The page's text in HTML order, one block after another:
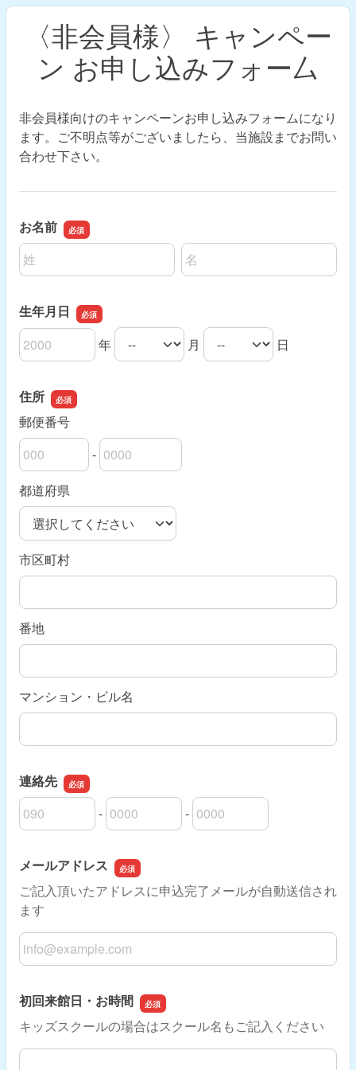
〈非会員様〉 キャンペー
ン お申し込みフォー厶
非会員様向けのキャンペーンお申し込みフォームになり
ます。ご不明点等がございましたら、当施設までお問い
合わせ下さい。
お名前
名前の姓
名前の名
生年月日
生年月日の年 年
生年月日の月 月
生年月日の日 日
住所
郵便番号
郵便番号の上3桁
-
郵便番号の下4桁
都道府県
市区町村
番地
マンション・ビル名
連絡先
連絡先の市外局番
-
連絡先の市内局番 -
連絡先の加入者番号
メールアドレス
ご記入頂いたアドレスに申込完了メールが自動送信され
ます
メールアドレス
初回来館日・お時間
キッズスクールの場合はスクール名もご記入ください
初回来館日・お時間